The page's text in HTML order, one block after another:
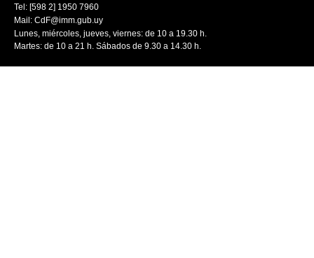
Tel: [598 2] 1950 7960
Mail: CdF@imm.gub.uy
Lunes, miércoles, jueves, viernes: de 10 a 19.30 h.
Martes: de 10 a 21 h. Sábados de 9.30 a 14.30 h.